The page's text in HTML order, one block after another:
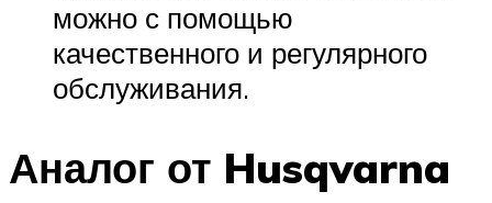
можно с помощью
качественного и регулярного
обслуживания.
Аналог от Husqvarna